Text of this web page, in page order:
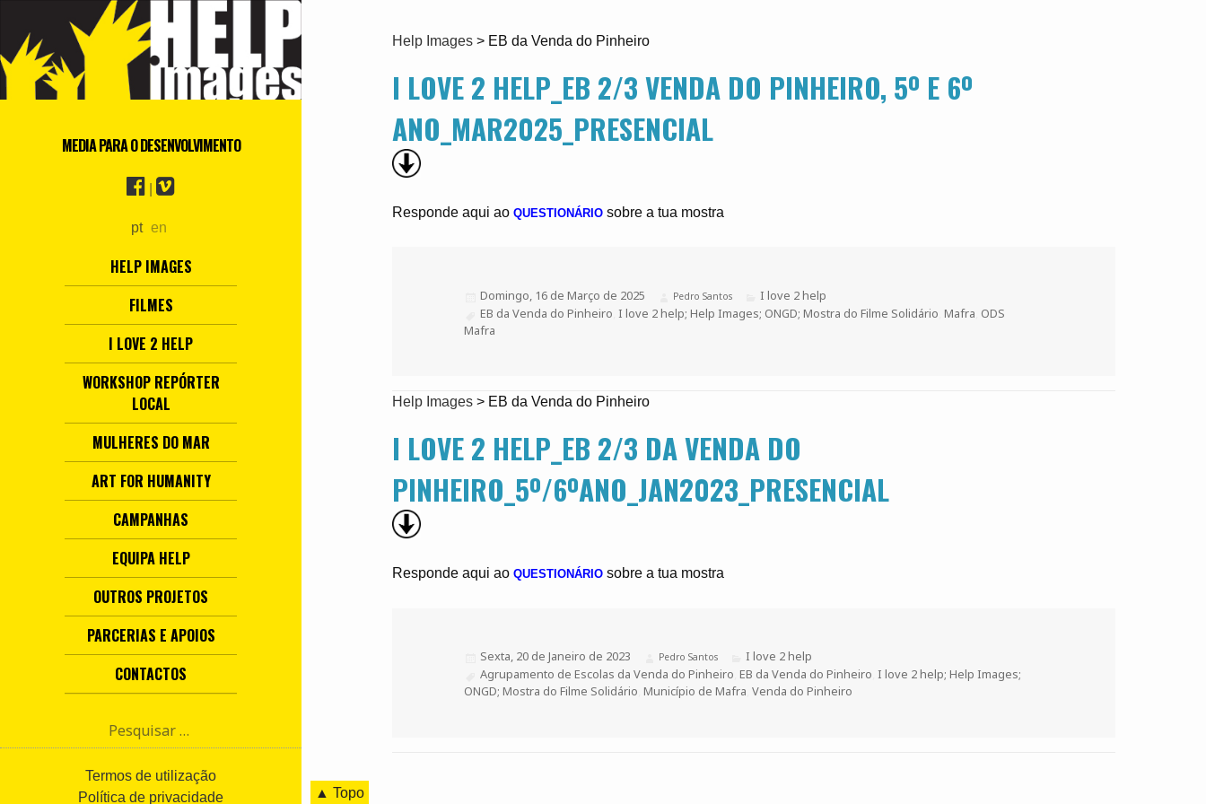
MEDIA PARA O DESENVOLVIMENTO
pt en
HELP IMAGES
FILMES
I LOVE 2 HELP
WORKSHOP REPÓRTER
LOCAL
MULHERES DO MAR
ART FOR HUMANITY
CAMPANHAS
EQUIPA HELP
OUTROS PROJETOS
PARCERIAS E APOIOS
CONTACTOS
s
Termos de utilização
Política de privacidade
Help Images> EB da Venda do Pinheiro
I LOVE 2 HELP_EB 2/3 VENDA DO PINHEIRO, 5º E 6º
ANO_MAR2025_PRESENCIAL
Responde aqui ao QUESTIONÁRIO sobre a tua mostra
Publicado
Domingo, 16 de Março de 2025 Autor
Pedro Santos Categorias
I love 2 help
Etiquetas
EB da Venda do Pinheiro I love 2 help; Help Images; ONGD; Mostra do Filme Solidário ,Mafra ODS
Mafra
Help Images> EB da Venda do Pinheiro
I LOVE 2 HELP_EB 2/3 DA VENDA DO
PINHEIRO_5º/6ºANO_JAN2023_PRESENCIAL
Responde aqui ao QUESTIONÁRIO sobre a tua mostra
Publicado
a
Sexta, 20 de Janeiro de 2023 Autor
Pedro Santos Categorias
I love 2 help
Etiquetas
Agrupamento de Escolas da Venda do Pinheiro ,EB da Venda do Pinheiro I love 2 help; Help Images;
ONGD; Mostra do Filme Solidário ,Município de Mafra ,Venda do Pinheiro
▲ Topo